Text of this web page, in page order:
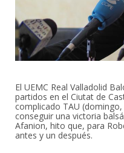
El UEMC Real Valladolid
partidos en el Ciutat de
complicado TAU
conseguir una victoria
Afanion, hito que, para
antes y un después.